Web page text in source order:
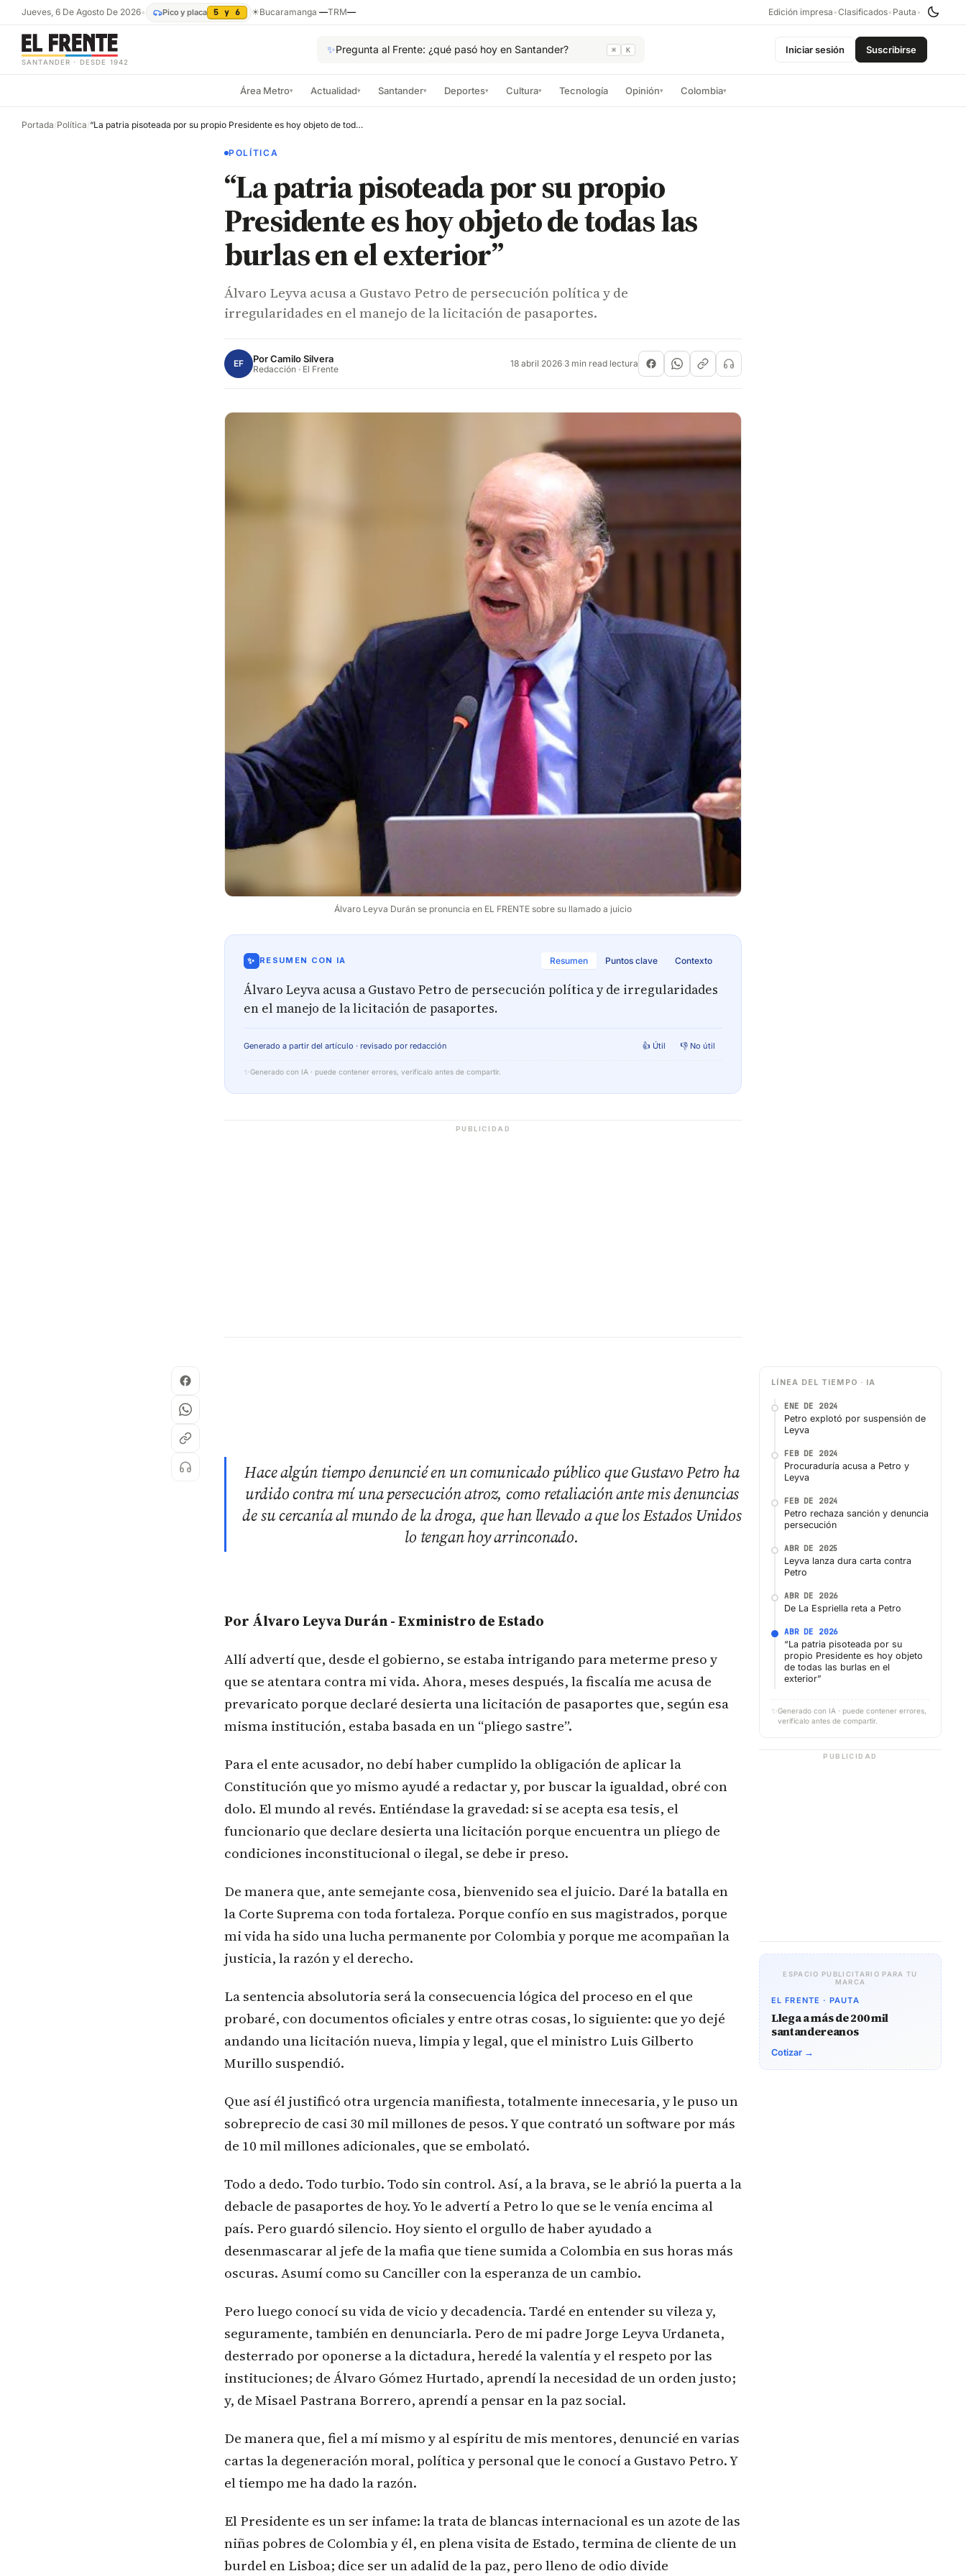
Jueves, 6 De Agosto De 2026• Pico y placa 5 y 6 ☀Bucaramanga —TRM— Edición impresa •Clasificados• Pauta •
SANTANDER · DESDE 1942
✨Pregunta al Frente: ¿qué pasó hoy en Santander? ⌘ K Iniciar sesión Suscribirse
Área Metro▾ Actualidad▾ Santander▾ Deportes▾ Cultura▾ Tecnología Opinión▾ Colombia▾
Portada/Política/ “La patria pisoteada por su propio Presidente es hoy objeto de todas las burlas en el exterior”
POLÍTICA
“La patria pisoteada por su propio
Presidente es hoy objeto de todas las
burlas en el exterior”
Álvaro Leyva acusa a Gustavo Petro de persecución política y de
irregularidades en el manejo de la licitación de pasaportes.
EF PorCamilo Silvera
Redacción · El Frente 18 abril 2026·3 min read lectura
Álvaro Leyva Durán se pronuncia en EL FRENTE sobre su llamado a juicio
✨ RESUMEN CON IA Resumen Puntos clave Contexto
Álvaro Leyva acusa a Gustavo Petro de persecución política y de irregularidades
en el manejo de la licitación de pasaportes.
Generado a partir del artículo · revisado por redacción 👍 Útil 👎 No útil
✨ Generado con IA · puede contener errores, verifícalo antes de compartir.
PUBLICIDAD
Hace algún tiempo denuncié en un comunicado público que Gustavo Petro ha
urdido contra mí una persecución atroz, como retaliación ante mis denuncias
de su cercanía al mundo de la droga, que han llevado a que los Estados Unidos
lo tengan hoy arrinconado.
Por Álvaro Leyva Durán - Exministro de Estado
Allí advertí que, desde el gobierno, se estaba intrigando para meterme preso y
que se atentara contra mi vida. Ahora, meses después, la fiscalía me acusa de
prevaricato porque declaré desierta una licitación de pasaportes que, según esa
misma institución, estaba basada en un “pliego sastre”.
Para el ente acusador, no debí haber cumplido la obligación de aplicar la
Constitución que yo mismo ayudé a redactar y, por buscar la igualdad, obré con
dolo. El mundo al revés. Entiéndase la gravedad: si se acepta esa tesis, el
funcionario que declare desierta una licitación porque encuentra un pliego de
condiciones inconstitucional o ilegal, se debe ir preso.
De manera que, ante semejante cosa, bienvenido sea el juicio. Daré la batalla en
la Corte Suprema con toda fortaleza. Porque confío en sus magistrados, porque
mi vida ha sido una lucha permanente por Colombia y porque me acompañan la
justicia, la razón y el derecho.
La sentencia absolutoria será la consecuencia lógica del proceso en el que
probaré, con documentos oficiales y entre otras cosas, lo siguiente: que yo dejé
andando una licitación nueva, limpia y legal, que el ministro Luis Gilberto
Murillo suspendió.
Que así él justificó otra urgencia manifiesta, totalmente innecesaria, y le puso un
sobreprecio de casi 30 mil millones de pesos. Y que contrató un software por más
de 10 mil millones adicionales, que se embolató.
Todo a dedo. Todo turbio. Todo sin control. Así, a la brava, se le abrió la puerta a la
debacle de pasaportes de hoy. Yo le advertí a Petro lo que se le venía encima al
país. Pero guardó silencio. Hoy siento el orgullo de haber ayudado a
desenmascarar al jefe de la mafia que tiene sumida a Colombia en sus horas más
oscuras. Asumí como su Canciller con la esperanza de un cambio.
Pero luego conocí su vida de vicio y decadencia. Tardé en entender su vileza y,
seguramente, también en denunciarla. Pero de mi padre Jorge Leyva Urdaneta,
desterrado por oponerse a la dictadura, heredé la valentía y el respeto por las
instituciones; de Álvaro Gómez Hurtado, aprendí la necesidad de un orden justo;
y, de Misael Pastrana Borrero, aprendí a pensar en la paz social.
De manera que, fiel a mí mismo y al espíritu de mis mentores, denuncié en varias
cartas la degeneración moral, política y personal que le conocí a Gustavo Petro. Y
el tiempo me ha dado la razón.
El Presidente es un ser infame: la trata de blancas internacional es un azote de las
niñas pobres de Colombia y él, en plena visita de Estado, termina de cliente de un
burdel en Lisboa; dice ser un adalid de la paz, pero lleno de odio divide
LÍNEA DEL TIEMPO · IA
ENE DE 2024
Petro explotó por suspensión de
Leyva
FEB DE 2024
Procuraduría acusa a Petro y
Leyva
FEB DE 2024
Petro rechaza sanción y denuncia
persecución
ABR DE 2025
Leyva lanza dura carta contra
Petro
ABR DE 2026
De La Espriella reta a Petro
ABR DE 2026
“La patria pisoteada por su
propio Presidente es hoy objeto
de todas las burlas en el
exterior”
✨ Generado con IA · puede contener errores,
verifícalo antes de compartir.
PUBLICIDAD
ESPACIO PUBLICITARIO PARA TU
MARCA
EL FRENTE · PAUTA
Llega a más de 200 mil
santandereanos
Cotizar →